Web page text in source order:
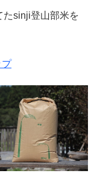
たsinji登山部米を
プ